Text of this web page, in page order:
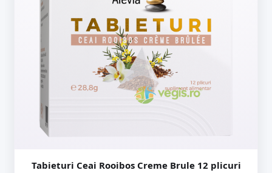
Tabieturi Ceai Rooibos Creme Brule 12 plicuri